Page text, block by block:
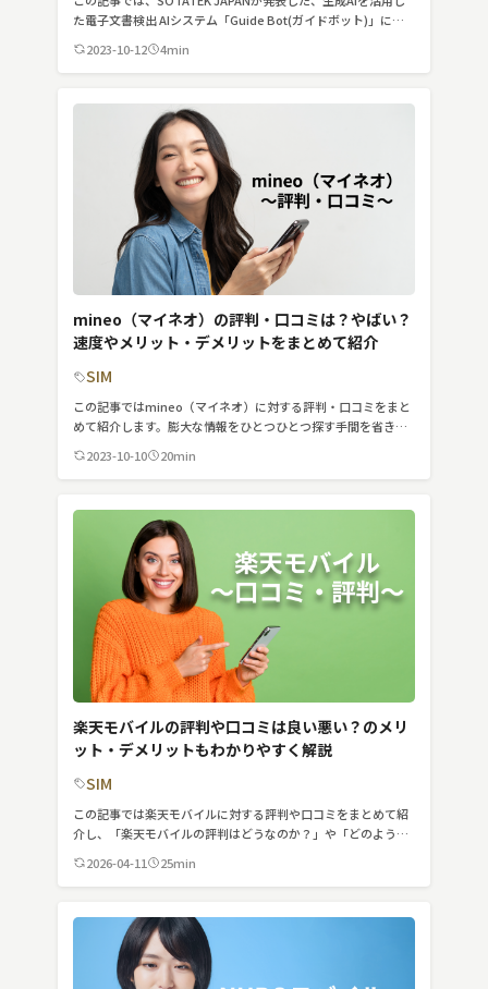
た電子文書検出 AIシステム「Guide Bot(ガイドボット)」につ
2023-10-12 4min
mineo（マイネオ）の評判・口コミは？やばい？
速度やメリット・デメリットをまとめて紹介
SIM
この記事ではmineo（マイネオ）に対する評判・口コミをまと
めて紹介します。膨大な情報をひとつひとつ探す手間を省き、
わかりやすくまとめたので、時間を有効活用できることでしょ
う。気になる部分から読んでみてください。
2023-10-10 20min
楽天モバイルの評判や口コミは良い悪い？のメリ
ット・デメリットもわかりやすく解説
SIM
この記事では楽天モバイルに対する評判や口コミをまとめて紹
介し、「楽天モバイルの評判はどうなのか？」や「どのような
た、評判や口コミから見えた楽天モバイルのメリット・デメリ
ットもまとめて紹介していきます。ぜひ、気になる部分から読
2026-04-11 25min